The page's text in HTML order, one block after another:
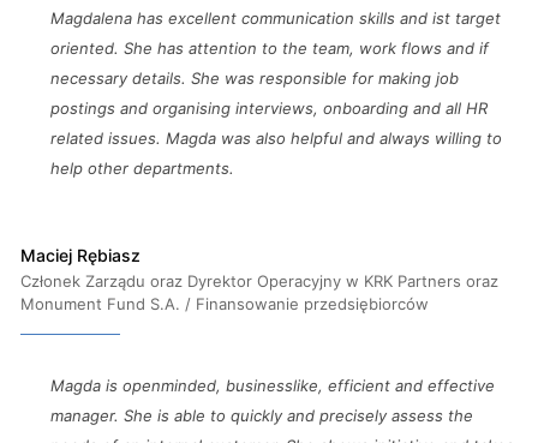
Magdalena has excellent communication skills and ist target
oriented. She has attention to the team, work flows and if
necessary details. She was responsible for making job
postings and organising interviews, onboarding and all HR
related issues. Magda was also helpful and always willing to
help other departments.
Maciej Rębiasz
Członek Zarządu oraz Dyrektor Operacyjny w KRK Partners oraz
Monument Fund S.A. / Finansowanie przedsiębiorców
Magda is openminded, businesslike, efficient and effective
manager. She is able to quickly and precisely assess the